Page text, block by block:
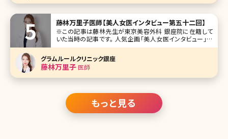
藤林万里子医師【美人女医インタビュー第五十二回】
※この記事は藤林先生が東京美容外科 銀座院に在籍して
いた当時の記事です。 人気企画「美人女医インタビュー」第
五十二回は東京美容外科銀座院院長、藤林万里子（ふじばや
師を諦め、一般企業へ就職。医師になりたい思いが再び強く
なり、大学を
グラムルールクリニック銀座
藤林万里子医師
もっと見る